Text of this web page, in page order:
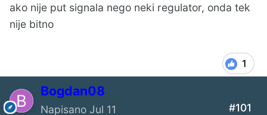
ako nije put signala nego neki regulator, onda tek
nije bitno
1
Bogdan08
Napisano Jul 11 #101